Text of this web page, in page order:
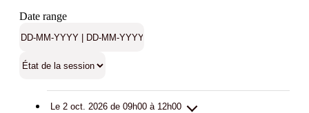
Date range
Le 2 oct. 2026 de 09h00 à 12h00